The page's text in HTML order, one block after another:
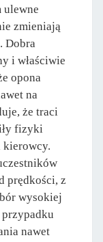
ulewne
zmieniają
Dobra
i właściwie
opona
na
że traci
fizyki
kierowcy.
prędkości, z
wysokiej
nawet